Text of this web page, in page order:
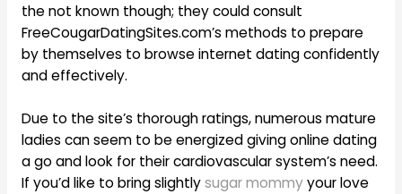
the not known though; they could consult
FreeCougarDatingSites.com’s methods to prepare
by themselves to browse internet dating confidently
and effectively.
Due to the site’s thorough ratings, numerous mature
ladies can seem to be energized giving online dating
a go and look for their cardiovascular system’s need.
If you’d like to bring slightlysugar mommyyour love